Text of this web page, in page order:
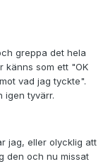
greppa det hela
känns som ett "OK
vad jag tyckte".
igen tyvärr.
jag, eller olycklig att
den och nu missat